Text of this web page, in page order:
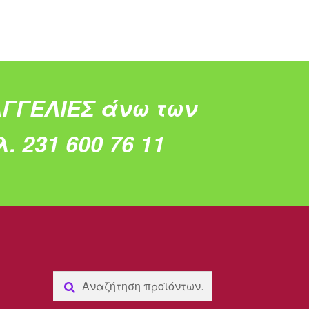
άνω των
231 600 76 11
Αναζήτηση
για:
Αναζήτηση